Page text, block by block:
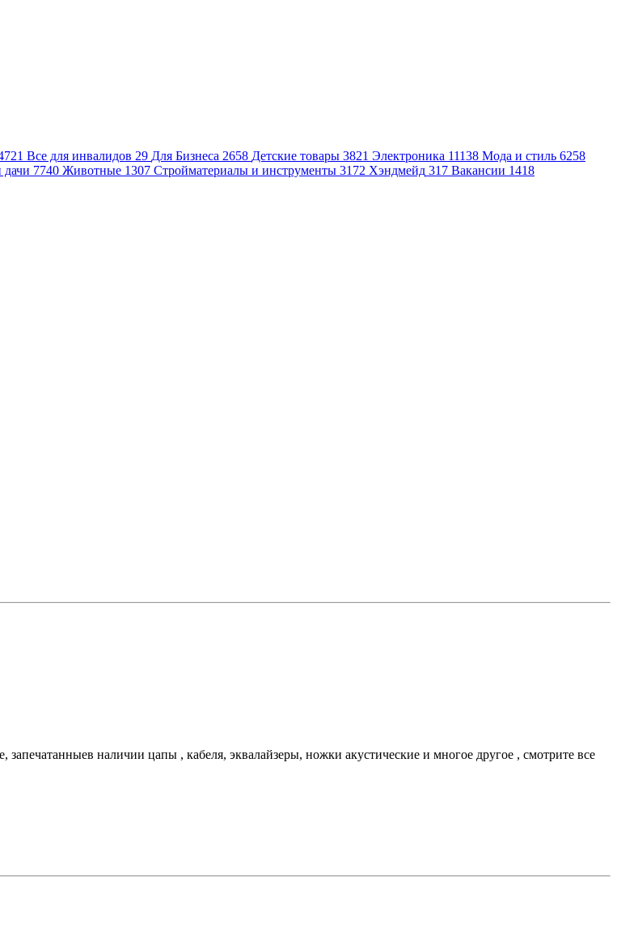
Все для инвалидов 29 Для Бизнеса 2658 Детские товары 3821 Электроника 11138 Мода и стиль 6258
дачи 7740 Животные 1307 Стройматериалы и инструменты 3172 Хэндмейд 317 Вакансии 1418
наличии цапы , кабеля, эквалайзеры, ножки акустические и многое другое , смотрите все